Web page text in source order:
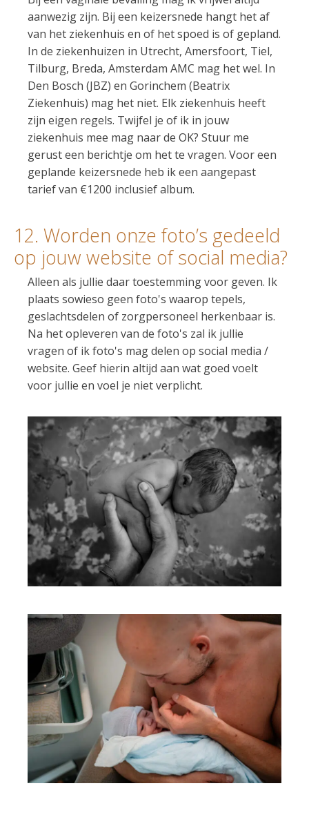
aanwezig zijn. Bij een keizersnede hangt het af
van het ziekenhuis en of het spoed is of gepland.
In de ziekenhuizen in Utrecht, Amersfoort, Tiel,
Tilburg, Breda, Amsterdam AMC mag het wel. In
Den Bosch (JBZ) en Gorinchem (Beatrix
Ziekenhuis) mag het niet. Elk ziekenhuis heeft
zijn eigen regels. Twijfel je of ik in jouw
ziekenhuis mee mag naar de OK? Stuur me
gerust een berichtje om het te vragen. Voor een
geplande keizersnede heb ik een aangepast
tarief van €1200 inclusief album.
12. Worden onze foto’s gedeeld
op jouw website of social media?
Alleen als jullie daar toestemming voor geven. Ik
plaats sowieso geen foto's waarop tepels,
geslachtsdelen of zorgpersoneel herkenbaar is.
Na het opleveren van de foto's zal ik jullie
vragen of ik foto's mag delen op social media /
website. Geef hierin altijd aan wat goed voelt
voor jullie en voel je niet verplicht.